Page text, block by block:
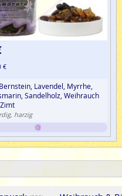
€
Lavendel, Myrrhe,
Sandelholz, Weihrauch
harzig